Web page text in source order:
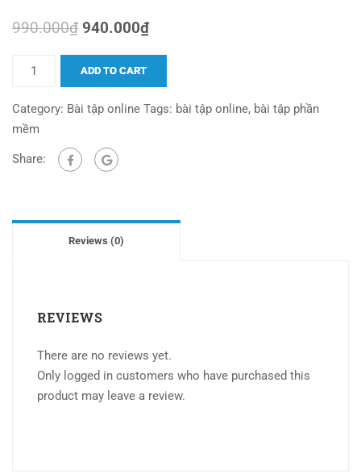
990.000₫ 940.000₫
ADD TO CART
Category: Bài tập online Tags: bài tập online, bài tập phần
mềm
Share:
Reviews (0)
REVIEWS
There are no reviews yet.
Only logged in customers who have purchased this
product may leave a review.